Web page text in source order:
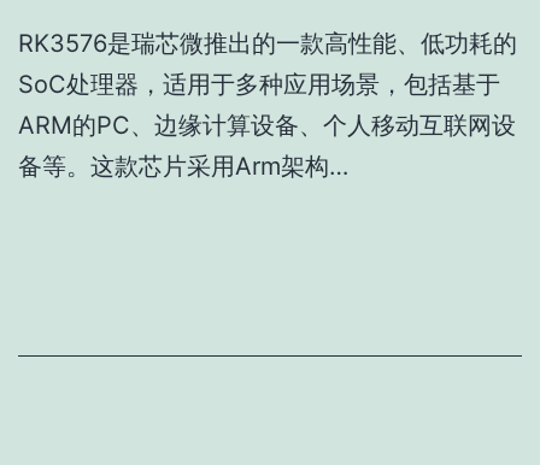
RK3576是瑞芯微推出的一款高性能、低功耗的
SoC处理器，适用于多种应用场景，包括基于
ARM的PC、边缘计算设备、个人移动互联网设
备等。这款芯片采用Arm架构…